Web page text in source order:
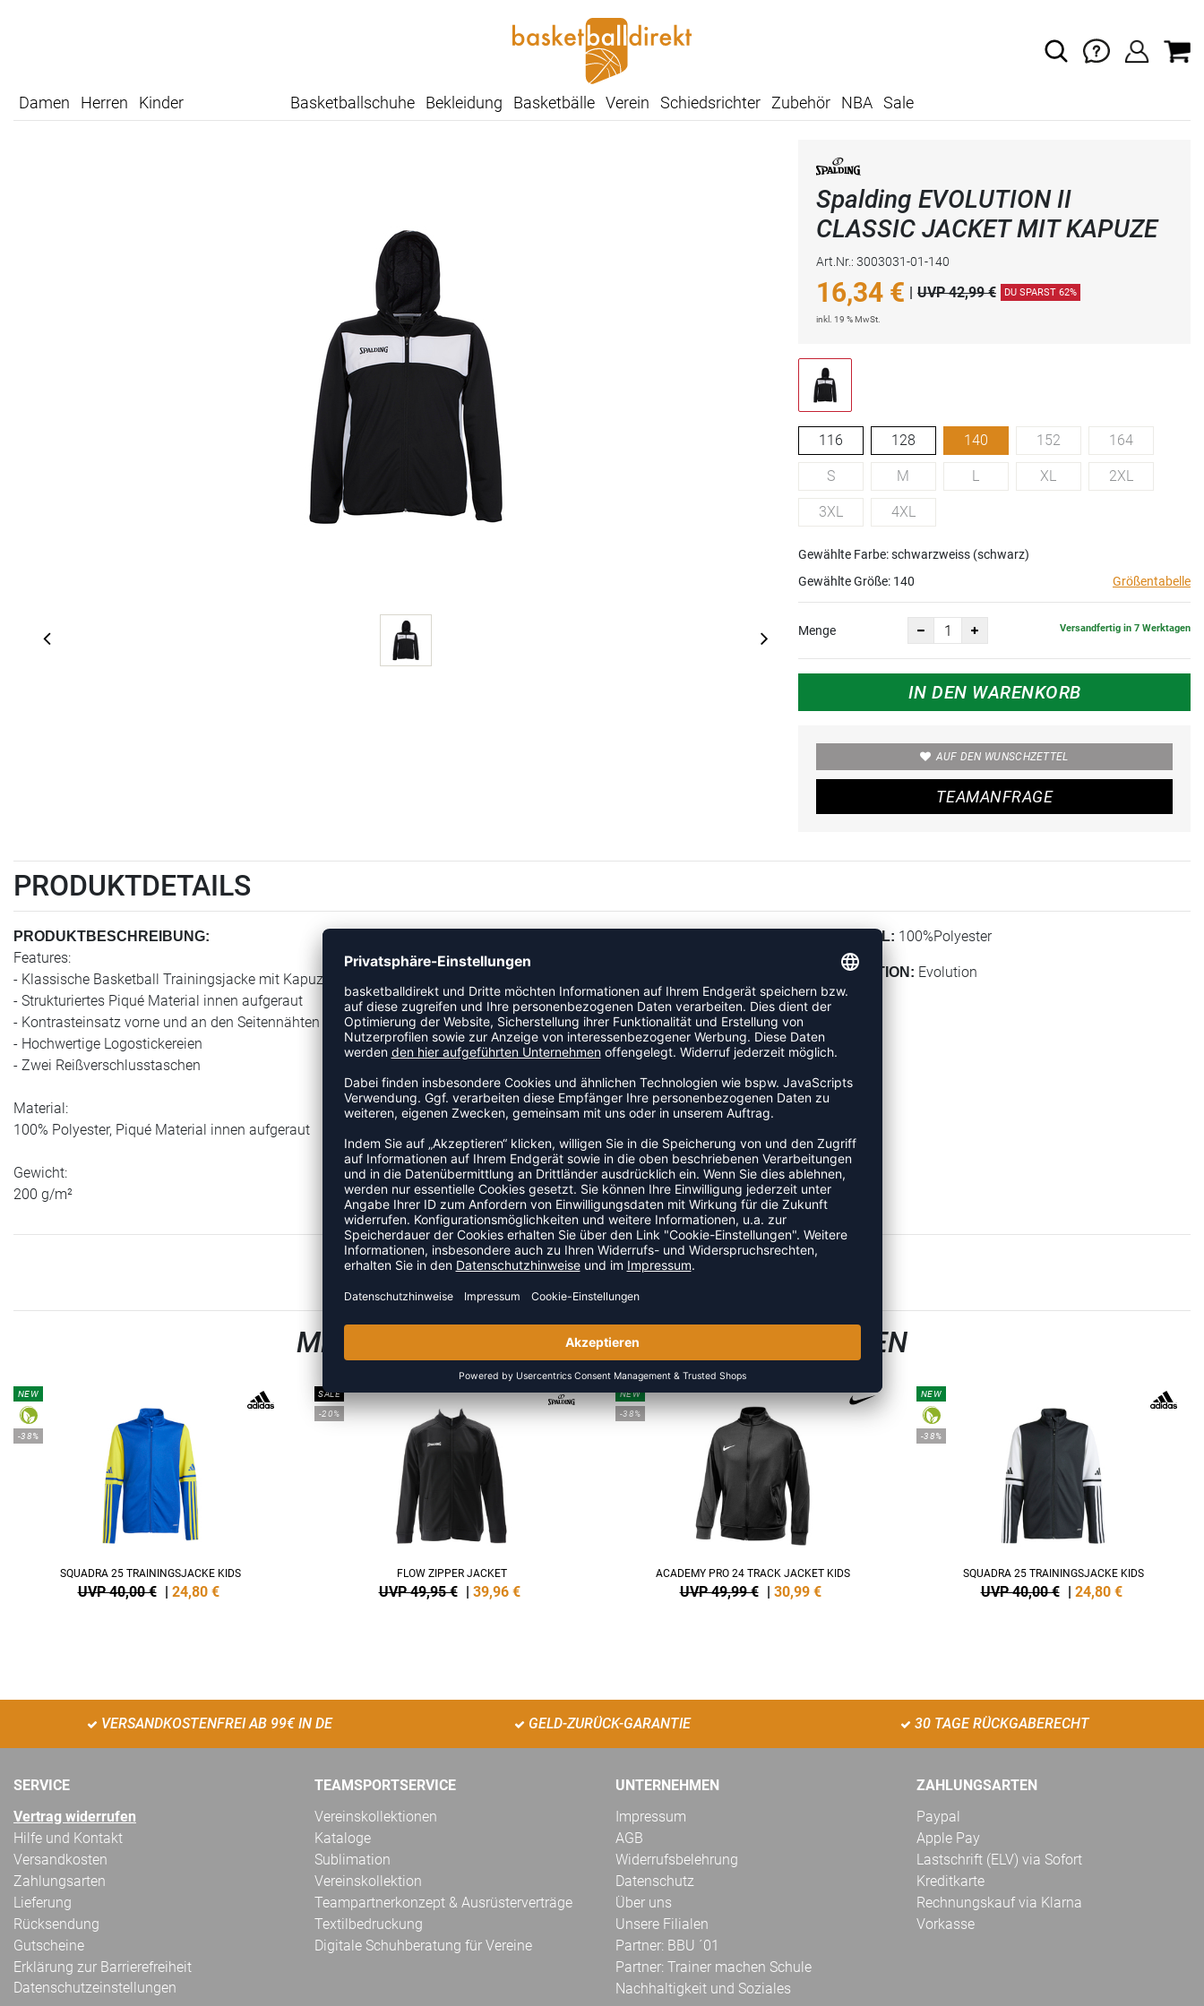
Damen Herren Kinder Basketballschuhe Bekleidung Basketbälle Verein Schiedsrichter Zubehör NBA Sale
Spalding EVOLUTION II
CLASSIC JACKET MIT KAPUZE
Art.Nr.: 3003031-01-140
16,34 € | UVP 42,99 € DU SPARST 62%
inkl. 19 % MwSt.
116 128 140 152 164
S M L XL 2XL
3XL 4XL
Gewählte Farbe: schwarzweiss (schwarz)
Gewählte Größe: 140 Größentabelle
Menge Versandfertig in 7 Werktagen
IN DEN WARENKORB
AUF DEN WUNSCHZETTEL
TEAMANFRAGE
PRODUKTDETAILS
PRODUKTBESCHREIBUNG:
Features:
- Klassische Basketball Trainingsjacke mit Kapuze
- Strukturiertes Piqué Material innen aufgeraut
- Kontrasteinsatz vorne und an den Seitennähten
- Hochwertige Logostickereien
- Zwei Reißverschlusstaschen
Material:
100% Polyester, Piqué Material innen aufgeraut
Gewicht:
200 g/m²
MATERIAL: 100%Polyester
KOLLEKTION: Evolution
ZULETZT ANGESEHEN
MEHR AUS DER KATEGORIE TRAININGSJACKEN
NEW
-38%
SQUADRA 25 TRAININGSJACKE KIDS
UVP 40,00 € 24,80 €
SALE
-20%
FLOW ZIPPER JACKET
UVP 49,95 € 39,96 €
NEW
-38%
ACADEMY PRO 24 TRACK JACKET KIDS
UVP 49,99 € 30,99 €
NEW
-38%
SQUADRA 25 TRAININGSJACKE KIDS
UVP 40,00 € 24,80 €
VERSANDKOSTENFREI AB 99€ IN DE GELD-ZURÜCK-GARANTIE 30 TAGE RÜCKGABERECHT
SERVICE
Vertrag widerrufen
Hilfe und Kontakt
Versandkosten
Zahlungsarten
Lieferung
Rücksendung
Gutscheine
Erklärung zur Barrierefreiheit
Datenschutzeinstellungen
TEAMSPORTSERVICE
Vereinskollektionen
Kataloge
Sublimation
Vereinskollektion
Teampartnerkonzept & Ausrüsterverträge
Textilbedruckung
Digitale Schuhberatung für Vereine
UNTERNEHMEN
Impressum
AGB
Widerrufsbelehrung
Datenschutz
Über uns
Unsere Filialen
Partner: BBU ´01
Partner: Trainer machen Schule
Nachhaltigkeit und Soziales
ZAHLUNGSARTEN
Paypal
Apple Pay
Lastschrift (ELV) via Sofort
Kreditkarte
Rechnungskauf via Klarna
Vorkasse